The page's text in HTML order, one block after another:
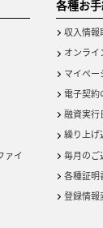
ァイ
各種お
収入情報
オンライ
マイペー
電子契約
融資実行
繰り上げ
毎月のご
各種証明
登録情報